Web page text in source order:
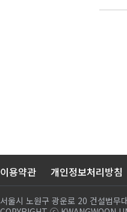
이용약관 개인정보처리방침
서울시 노원구 광운로 20 건설법